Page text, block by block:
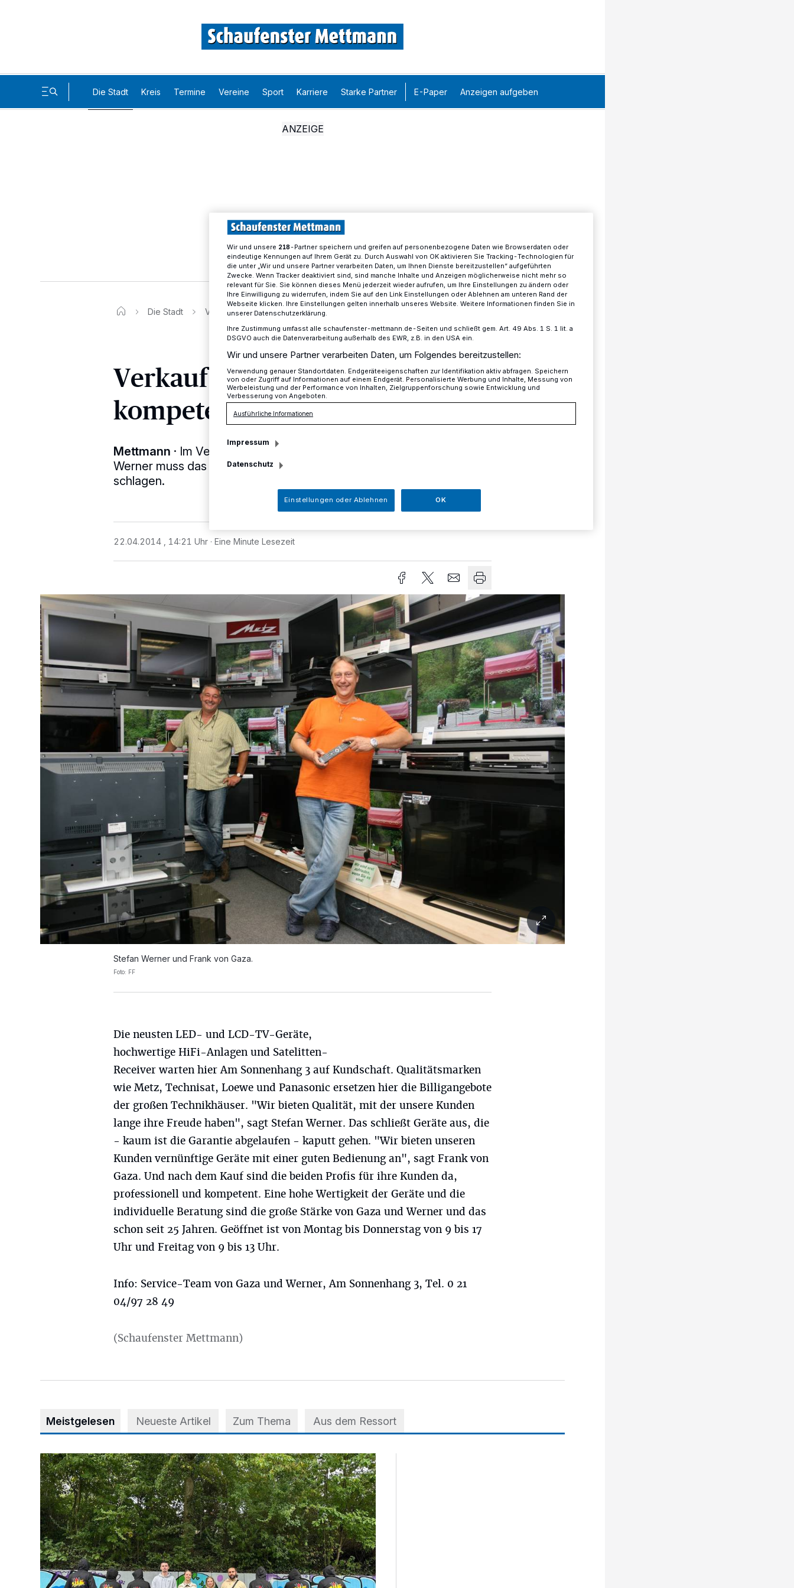
Die Stadt Kreis Termine Vereine Sport Karriere Starke Partner E-Paper Anzeigen aufgeben
Die Stadt Verkauf von Qualität und kompetenter Service
Verkauf von Qualität und
kompetenter Service
Mettmann · Im Verkaufsraum vom Service-Team von Gaza und
Werner muss das Herz eines jeden Technikfans einfach höher
schlagen.
22.04.2014 , 14:21 Uhr Eine Minute Lesezeit
Stefan Werner und Frank von Gaza.
Foto: FF
Die neusten LED- und LCD-TV-Geräte,
hochwertige HiFi-Anlagen und Satelitten-
Receiver warten hier Am Sonnenhang 3 auf Kundschaft. Qualitätsmarken
wie Metz, Technisat, Loewe und Panasonic ersetzen hier die Billigangebote
der großen Technikhäuser. "Wir bieten Qualität, mit der unsere Kunden
lange ihre Freude haben", sagt Stefan Werner. Das schließt Geräte aus, die
- kaum ist die Garantie abgelaufen - kaputt gehen. "Wir bieten unseren
Kunden vernünftige Geräte mit einer guten Bedienung an", sagt Frank von
Gaza. Und nach dem Kauf sind die beiden Profis für ihre Kunden da,
professionell und kompetent. Eine hohe Wertigkeit der Geräte und die
individuelle Beratung sind die große Stärke von Gaza und Werner und das
schon seit 25 Jahren. Geöffnet ist von Montag bis Donnerstag von 9 bis 17
Uhr und Freitag von 9 bis 13 Uhr.
Info: Service-Team von Gaza und Werner, Am Sonnenhang 3, Tel. 0 21
04/97 28 49
(Schaufenster Mettmann)
Meistgelesen Neueste Artikel Zum Thema Aus dem Ressort
Aus Grau wird Haltung
Wir und unsere 218-Partner speichern und greifen auf personenbezogene Daten wie Browserdaten oder
eindeutige Kennungen auf Ihrem Gerät zu. Durch Auswahl von OK aktivieren Sie Tracking-Technologien für
die unter „Wir und unsere Partner verarbeiten Daten, um Ihnen Dienste bereitzustellen“ aufgeführten
Zwecke. Wenn Tracker deaktiviert sind, sind manche Inhalte und Anzeigen möglicherweise nicht mehr so
relevant für Sie. Sie können dieses Menü jederzeit wieder aufrufen, um Ihre Einstellungen zu ändern oder
Ihre Einwilligung zu widerrufen, indem Sie auf den Link Einstellungen oder Ablehnen am unteren Rand der
Webseite klicken. Ihre Einstellungen gelten innerhalb unseres Website. Weitere Informationen finden Sie in
unserer Datenschutzerklärung.
Ihre Zustimmung umfasst alle schaufenster-mettmann.de-Seiten und schließt gem. Art. 49 Abs. 1 S. 1 lit. a
DSGVO auch die Datenverarbeitung außerhalb des EWR, z.B. in den USA ein.
Wir und unsere Partner verarbeiten Daten, um Folgendes bereitzustellen:
Verwendung genauer Standortdaten. Endgeräteeigenschaften zur Identifikation aktiv abfragen. Speichern
von oder Zugriff auf Informationen auf einem Endgerät. Personalisierte Werbung und Inhalte, Messung von
Werbeleistung und der Performance von Inhalten, Zielgruppenforschung sowie Entwicklung und
Verbesserung von Angeboten.
Ausführliche Informationen
Impressum
Datenschutz
Einstellungen oder Ablehnen OK